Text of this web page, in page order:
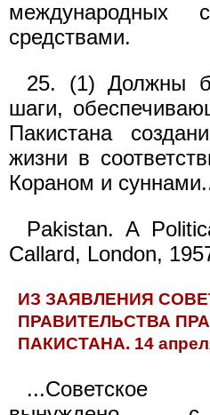
международных
средствами.
25. (1) Должны
шаги,
Пакистана
жизни в
Кораном и
Pakistan. A
Callard, London,
ИЗ ЗАЯВЛЕНИЯ
ПРАВИТЕЛЬСТВА
ПАКИСТАНА. 14
...Советское